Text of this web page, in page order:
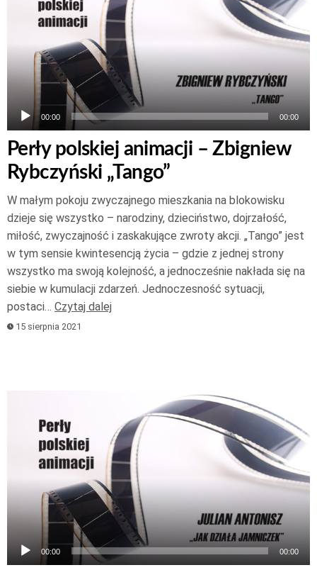
dźwiękowych
00:00 00:00
Perły polskiej animacji – Zbigniew
Rybczyński „Tango”
W małym pokoju zwyczajnego mieszkania na blokowisku
dzieje się wszystko – narodziny, dzieciństwo, dojrzałość,
miłość, zwyczajność i zaskakujące zwroty akcji. „Tango” jest
w tym sensie kwintesencją życia – gdzie z jednej strony
wszystko ma swoją kolejność, a jednocześnie nakłada się na
siebie w kumulacji zdarzeń. Jednoczesność sytuacji,
postaci… Czytaj dalej
15 sierpnia 2021
plików
dźwiękowych
00:00 00:00